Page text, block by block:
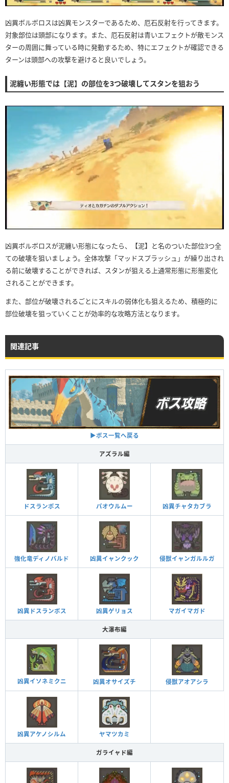
凶異ボルボロスは凶異モンスターであるため、厄石反射を行ってきます。
対象部位は頭部になります。また、厄石反射は青いエフェクトが敵モンス
ターの周囲に舞っている時に発動するため、特にエフェクトが確認できる
ターンは頭部への攻撃を避けると良いでしょう。
泥纏い形態では【泥】の部位を3つ破壊してスタンを狙おう
凶異ボルボロスが泥纏い形態になったら、【泥】と名のついた部位3つ全
ての破壊を狙いましょう。全体攻撃「マッドスプラッシュ」が繰り出され
る前に破壊することができれば、スタンが狙える上通常形態に形態変化
されることができます。
また、部位が破壊されるごとにスキルの弱体化も狙えるため、積極的に
部位破壊を狙っていくことが効率的な攻略方法となります。
関連記事
▶︎ボス一覧へ戻る
アズラル編
ドスランポス パオウルムー 凶異チャタカブラ
強化竜ディノバルド 凶異イャンクック 侵獣イャンガルルガ
凶異ドスランポス 凶異ゲリョス マガイマガド
大瀑布編
凶異イソネミクニ 凶異オサイズチ 侵獣アオアシラ
凶異アケノシルム ヤマツカミ
ガライャド編